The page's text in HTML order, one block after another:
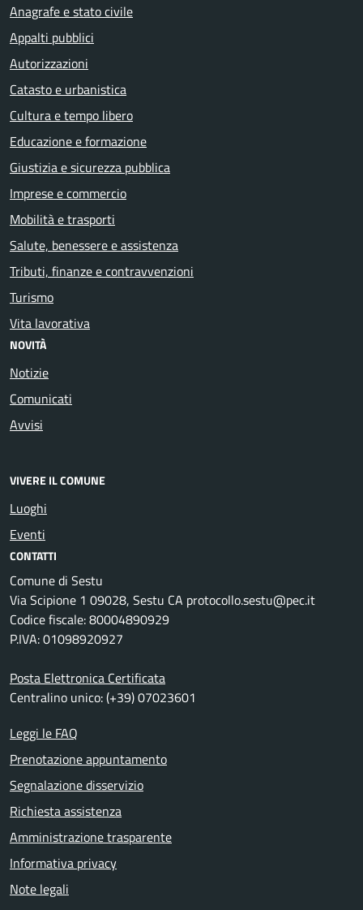
Anagrafe e stato civile
Appalti pubblici
Autorizzazioni
Catasto e urbanistica
Cultura e tempo libero
Educazione e formazione
Giustizia e sicurezza pubblica
Imprese e commercio
Mobilità e trasporti
Salute, benessere e assistenza
Tributi, finanze e contravvenzioni
Turismo
Vita lavorativa
NOVITÀ
Notizie
Comunicati
Avvisi
VIVERE IL COMUNE
Luoghi
Eventi
CONTATTI
Comune di Sestu
Via Scipione 1 09028, Sestu CA protocollo.sestu@pec.it
Codice fiscale: 80004890929
P.IVA: 01098920927
Posta Elettronica Certificata
Centralino unico: (+39) 07023601
Leggi le FAQ
Prenotazione appuntamento
Segnalazione disservizio
Richiesta assistenza
Amministrazione trasparente
Informativa privacy
Note legali